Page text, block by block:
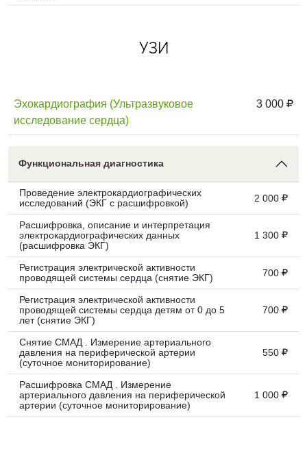
УЗИ
Эхокардиография (Ультразвуковое
исследование сердца)
3 000
Функциональная диагностика
Проведение электрокардиографических
исследований (ЭКГ с расшифровкой)
2 000
Расшифровка, описание и интерпретация
электрокардиографических данных
(расшифровка ЭКГ)
1 300
Регистрация электрической активности
проводящей системы сердца (снятие ЭКГ)
700
Регистрация электрической активности
проводящей системы сердца детям от 0 до 5
лет (снятие ЭКГ)
700
Снятие СМАД . Измерение артериального
давления на периферической артерии
(суточное мониторирование)
550
Расшифровка СМАД . Измерение
артериального давления на периферической
артерии (суточное мониторирование)
1 000